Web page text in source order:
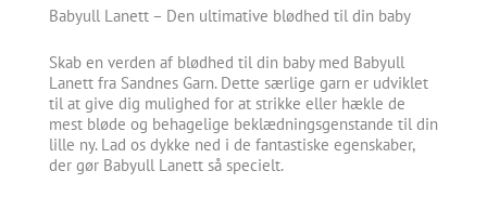
Babyull Lanett – Den ultimative blødhed til din baby
Skab en verden af blødhed til din baby med Babyull
Lanett fra Sandnes Garn. Dette særlige garn er udviklet
til at give dig mulighed for at strikke eller hækle de
mest bløde og behagelige beklædningsgenstande til din
lille ny. Lad os dykke ned i de fantastiske egenskaber,
der gør Babyull Lanett så specielt.